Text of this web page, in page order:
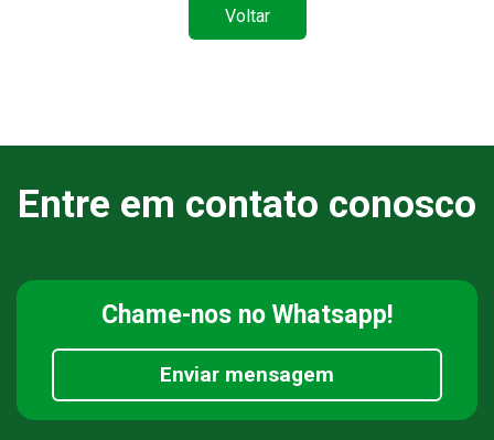
Voltar
Entre em contato conosco
Chame-nos no Whatsapp!
Enviar mensagem